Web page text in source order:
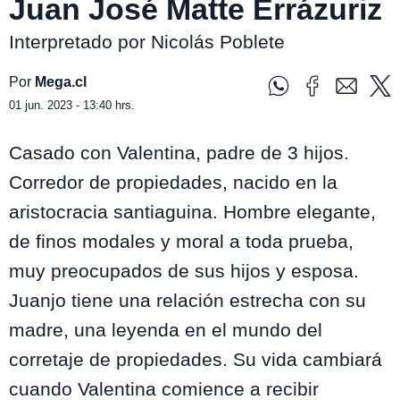
Juan José Matte Errázuriz
Interpretado por Nicolás Poblete
Por Mega.cl
01 jun. 2023 - 13:40 hrs.
Casado con Valentina, padre de 3 hijos.
Corredor de propiedades, nacido en la
aristocracia santiaguina. Hombre elegante,
de finos modales y moral a toda prueba,
muy preocupados de sus hijos y esposa.
Juanjo tiene una relación estrecha con su
madre, una leyenda en el mundo del
corretaje de propiedades. Su vida cambiará
cuando Valentina comience a recibir